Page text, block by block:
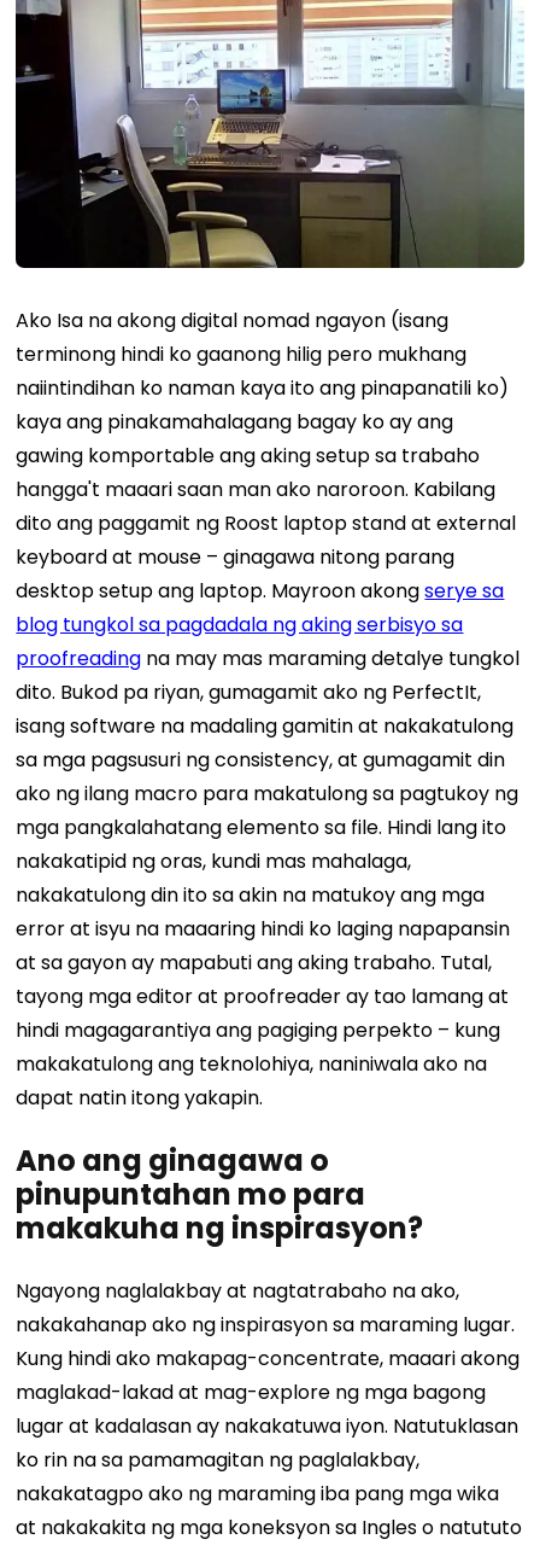
Ako Isa na akong digital nomad ngayon (isang
terminong hindi ko gaanong hilig pero mukhang
naiintindihan ko naman kaya ito ang pinapanatili ko)
kaya ang pinakamahalagang bagay ko ay ang
gawing komportable ang aking setup sa trabaho
hangga't maaari saan man ako naroroon. Kabilang
dito ang paggamit ng Roost laptop stand at external
keyboard at mouse – ginagawa nitong parang
desktop setup ang laptop. Mayroon akongserye sa
blog tungkol sa pagdadala ng aking serbisyo sa
proofreading na may mas maraming detalye tungkol
dito. Bukod pa riyan, gumagamit ako ng PerfectIt,
isang software na madaling gamitin at nakakatulong
sa mga pagsusuri ng consistency, at gumagamit din
ako ng ilang macro para makatulong sa pagtukoy ng
mga pangkalahatang elemento sa file. Hindi lang ito
nakakatipid ng oras, kundi mas mahalaga,
nakakatulong din ito sa akin na matukoy ang mga
error at isyu na maaaring hindi ko laging napapansin
at sa gayon ay mapabuti ang aking trabaho. Tutal,
tayong mga editor at proofreader ay tao lamang at
hindi magagarantiya ang pagiging perpekto – kung
makakatulong ang teknolohiya, naniniwala ako na
dapat natin itong yakapin.
Ano ang ginagawa o
pinupuntahan mo para
makakuha ng inspirasyon?
Ngayong naglalakbay at nagtatrabaho na ako,
nakakahanap ako ng inspirasyon sa maraming lugar.
Kung hindi ako makapag-concentrate, maaari akong
maglakad-lakad at mag-explore ng mga bagong
lugar at kadalasan ay nakakatuwa iyon. Natutuklasan
ko rin na sa pamamagitan ng paglalakbay,
nakakatagpo ako ng maraming iba pang mga wika
at nakakakita ng mga koneksyon sa Ingles o natututo